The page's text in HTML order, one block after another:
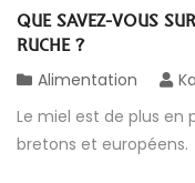
QUE SAVEZ-VOUS
RUCHE ?
Alimentation
Le miel est de plus en
bretons et européens.